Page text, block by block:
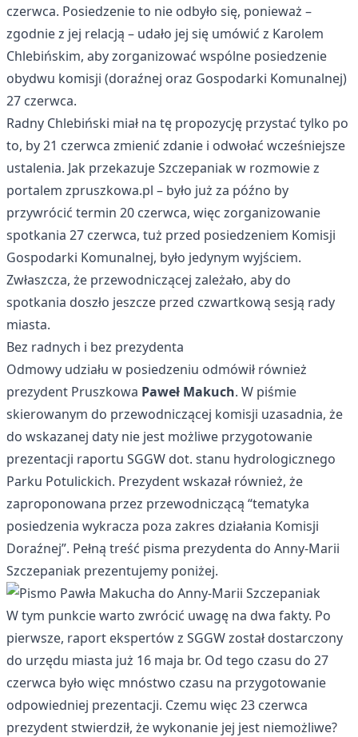
czerwca. Posiedzenie to nie odbyło się, ponieważ –
zgodnie z jej relacją – udało jej się umówić z Karolem
Chlebińskim, aby zorganizować wspólne posiedzenie
obydwu komisji (doraźnej oraz Gospodarki Komunalnej)
27 czerwca.
Radny Chlebiński miał na tę propozycję przystać tylko po
to, by 21 czerwca zmienić zdanie i odwołać wcześniejsze
ustalenia. Jak przekazuje Szczepaniak w rozmowie z
portalem zpruszkowa.pl – było już za późno by
przywrócić termin 20 czerwca, więc zorganizowanie
spotkania 27 czerwca, tuż przed posiedzeniem Komisji
Gospodarki Komunalnej, było jedynym wyjściem.
Zwłaszcza, że przewodniczącej zależało, aby do
spotkania doszło jeszcze przed czwartkową sesją rady
miasta.
Bez radnych i bez prezydenta
Odmowy udziału w posiedzeniu odmówił również
prezydent Pruszkowa Paweł Makuch. W piśmie
skierowanym do przewodniczącej komisji uzasadnia, że
do wskazanej daty nie jest możliwe przygotowanie
prezentacji raportu SGGW dot. stanu hydrologicznego
Parku Potulickich. Prezydent wskazał również, że
zaproponowana przez przewodniczącą “tematyka
posiedzenia wykracza poza zakres działania Komisji
Doraźnej”. Pełną treść pisma prezydenta do Anny-Marii
Szczepaniak prezentujemy poniżej.
W tym punkcie warto zwrócić uwagę na dwa fakty. Po
pierwsze, raport ekspertów z SGGW został dostarczony
do urzędu miasta już 16 maja br. Od tego czasu do 27
czerwca było więc mnóstwo czasu na przygotowanie
odpowiedniej prezentacji. Czemu więc 23 czerwca
prezydent stwierdził, że wykonanie jej jest niemożliwe?